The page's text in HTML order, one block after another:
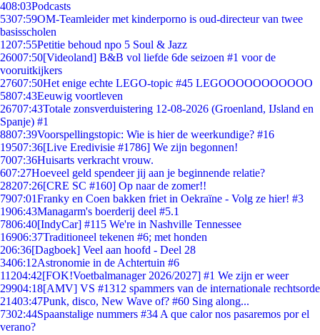
408:03Podcasts
5307:59OM-Teamleider met kinderporno is oud-directeur van twee
basisscholen
1207:55Petitie behoud npo 5 Soul & Jazz
26007:50[Videoland] B&B vol liefde 6de seizoen #1 voor de
vooruitkijkers
27607:50Het enige echte LEGO-topic #45 LEGOOOOOOOOOOO
5807:43Eeuwig voortleven
26707:43Totale zonsverduistering 12-08-2026 (Groenland, IJsland en
Spanje) #1
8807:39Voorspellingstopic: Wie is hier de weerkundige? #16
19507:36[Live Eredivisie #1786] We zijn begonnen!
7007:36Huisarts verkracht vrouw.
607:27Hoeveel geld spendeer jij aan je beginnende relatie?
28207:26[CRE SC #160] Op naar de zomer!!
7907:01Franky en Coen bakken friet in Oekraïne - Volg ze hier! #3
1906:43Managarm's boerderij deel #5.1
7806:40[IndyCar] #115 We're in Nashville Tennessee
16906:37Traditioneel tekenen #6; met honden
206:36[Dagboek] Veel aan hoofd - Deel 28
3406:12Astronomie in de Achtertuin #6
11204:42[FOK!Voetbalmanager 2026/2027] #1 We zijn er weer
29904:18[AMV] VS #1312 spammers van de internationale rechtsorde
21403:47Punk, disco, New Wave of? #60 Sing along...
7302:44Spaanstalige nummers #34 A que calor nos pasaremos por el
verano?